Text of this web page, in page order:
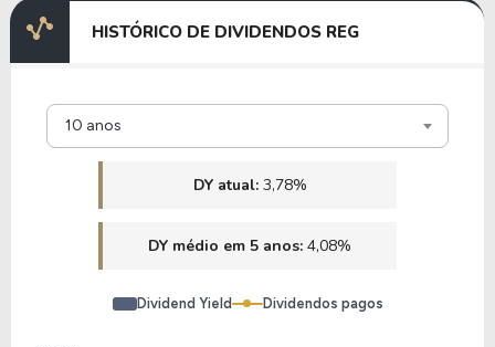
HISTÓRICO DE DIVIDENDOS REG
10 anos
DY atual: 3,78%
DY médio em 5 anos: 4,08%
Dividend Yield Dividendos pagos